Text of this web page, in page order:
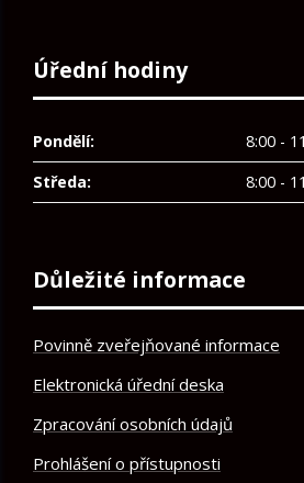
Úřední hodiny
Pondělí:
8:00 -
Středa:
8:00 -
Důležité informace
Povinně zveřejňované informace
Elektronická úřední deska
Zpracování osobních údajů
Prohlášení o přístupnosti